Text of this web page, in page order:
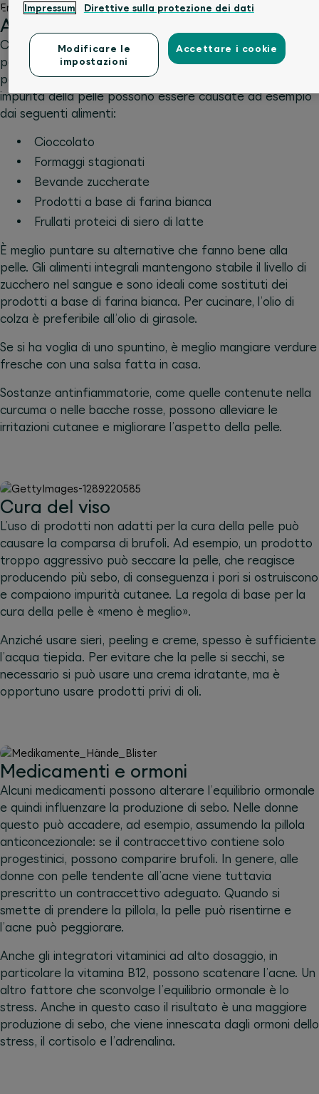
Alimentazione
Ciò che mangiamo e beviamo influisce direttamente sulla
pelle. Alcuni alimenti favoriscono il rilascio di ormoni e
possono quindi stimolare la produzione di sebo. Le
impurità della pelle possono essere causate ad esempio
dai seguenti alimenti:
Cioccolato
Formaggi stagionati
Bevande zuccherate
Prodotti a base di farina bianca
Frullati proteici di siero di latte
È meglio puntare su alternative che fanno bene alla
pelle. Gli alimenti integrali mantengono stabile il livello di
zucchero nel sangue e sono ideali come sostituti dei
prodotti a base di farina bianca. Per cucinare, l’olio di
colza è preferibile all’olio di girasole.
Se si ha voglia di uno spuntino, è meglio mangiare verdure
fresche con una salsa fatta in casa.
Sostanze antinfiammatorie, come quelle contenute nella
curcuma o nelle bacche rosse, possono alleviare le
irritazioni cutanee e migliorare l’aspetto della pelle.
Cura del viso
L’uso di prodotti non adatti per la cura della pelle può
causare la comparsa di brufoli. Ad esempio, un prodotto
troppo aggressivo può seccare la pelle, che reagisce
producendo più sebo, di conseguenza i pori si ostruiscono
e compaiono impurità cutanee. La regola di base per la
cura della pelle è «meno è meglio».
Anziché usare sieri, peeling e creme, spesso è sufficiente
l’acqua tiepida. Per evitare che la pelle si secchi, se
necessario si può usare una crema idratante, ma è
opportuno usare prodotti privi di oli.
Medicamenti e ormoni
Alcuni medicamenti possono alterare l’equilibrio ormonale
e quindi influenzare la produzione di sebo. Nelle donne
questo può accadere, ad esempio, assumendo la pillola
anticoncezionale: se il contraccettivo contiene solo
progestinici, possono comparire brufoli. In genere, alle
donne con pelle tendente all’acne viene tuttavia
prescritto un contraccettivo adeguato. Quando si
smette di prendere la pillola, la pelle può risentirne e
l’acne può peggiorare.
Anche gli integratori vitaminici ad alto dosaggio, in
particolare la vitamina B12, possono scatenare l’acne. Un
altro fattore che sconvolge l’equilibrio ormonale è lo
stress. Anche in questo caso il risultato è una maggiore
produzione di sebo, che viene innescata dagli ormoni dello
stress, il cortisolo e l’adrenalina.
Impressum Direttive sulla protezione dei dati
Modificare le
impostazioni
Accettare i cookie